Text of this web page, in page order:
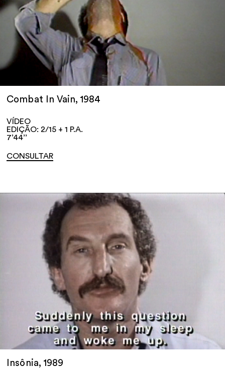
Combat In Vain, 1984
VÍDEO
EDIÇÃO: 2/15 + 1 P.A.
7’44’’
CONSULTAR
Insônia, 1989